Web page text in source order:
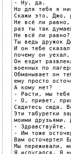
- Ну, да.
Но для тебя я
Скажи это, Джо,
Не всё ли равно,
раз ты так
Не всё ли равно?
Ты ведь дружок
И он тебе
почему он
Он ездит
военных по
Обманывает он
ему просто
А кому нет?
- Расти, мы тебя
- О, привет,
Садитесь сюда.
Эти табуретки
моими
- Здравствуйте.
- Им тоже
Вам осточертел
Мы переживали,
Я испугался. Я